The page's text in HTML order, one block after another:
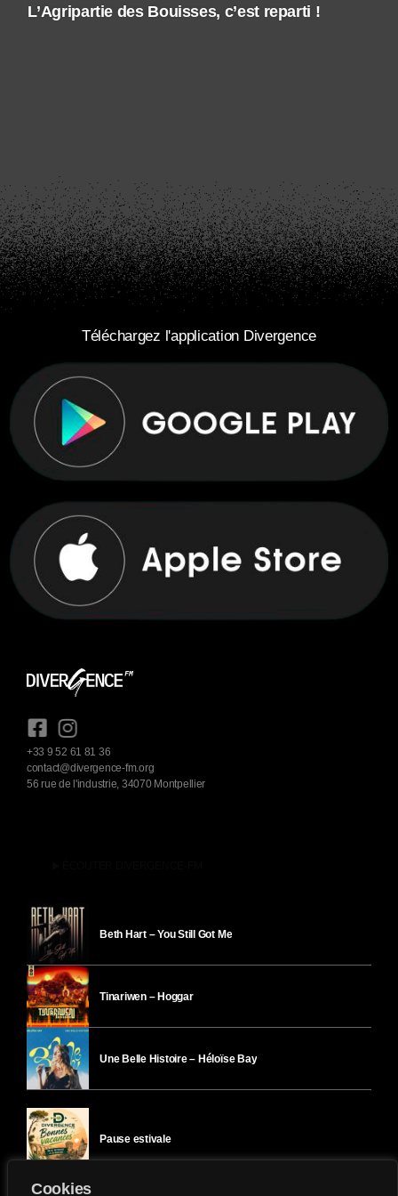
Cookies
L’Agripartie des Bouisses, c’est reparti !
Téléchargez l'application Divergence
+33 9 52 61 81 36
contact@divergence-fm.org
56 rue de l'industrie, 34070 Montpellier
Beth Hart – You Still Got Me
Tinariwen – Hoggar
Une Belle Histoire – Héloïse Bay
Pause estivale